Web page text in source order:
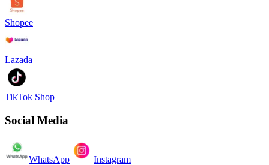
Shopee
Lazada
TikTok Shop
Social Media
WhatsApp Instagram